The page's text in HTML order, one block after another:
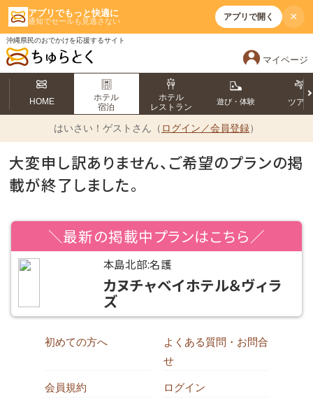
アプリでもっと快適に
通知でセールも見逃さない アプリで開く ×
沖縄県民のおでかけを応援するサイト
マイページ
HOME
ホテル
宿泊
ホテル
レストラン
遊び・体験 ツアー
はいさい！ ゲストさん（ ログイン／会員登録）
大変申し訳ありません、ご希望のプランの掲
載が終了しました。
＼最新の掲載中プランはこちら／
本島北部:名護
カヌチャベイホテル＆ヴィラ
ズ
初めての方へ
よくある質問・お問合
せ
会員規約 ログイン